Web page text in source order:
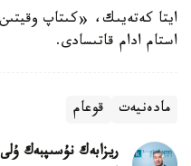
استام ادام قاتىسادى.
مادەنيەت قوعام
ريزابەك نۇسىپبەك ۇلى